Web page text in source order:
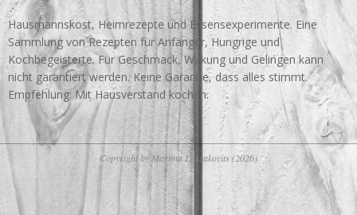
Hausmannskost, Heimrezepte und Essensexperimente. Eine
Sammlung von Rezepten für Anfänger, Hungrige und
Kochbegeisterte. Für Geschmack, Wirkung und Gelingen kann
nicht garantiert werden. Keine Garantie, dass alles stimmt.
Empfehlung: Mit Hausverstand kochen.
Copyright by Martina Laszakovits (2026)